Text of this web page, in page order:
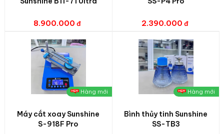
8.900.000 2.390.000
Hàng mới
Máy cắt xoay Sunshine
S-918F Pro
Hàng mới
Bình thủy tinh Sunshine
SS-TB3